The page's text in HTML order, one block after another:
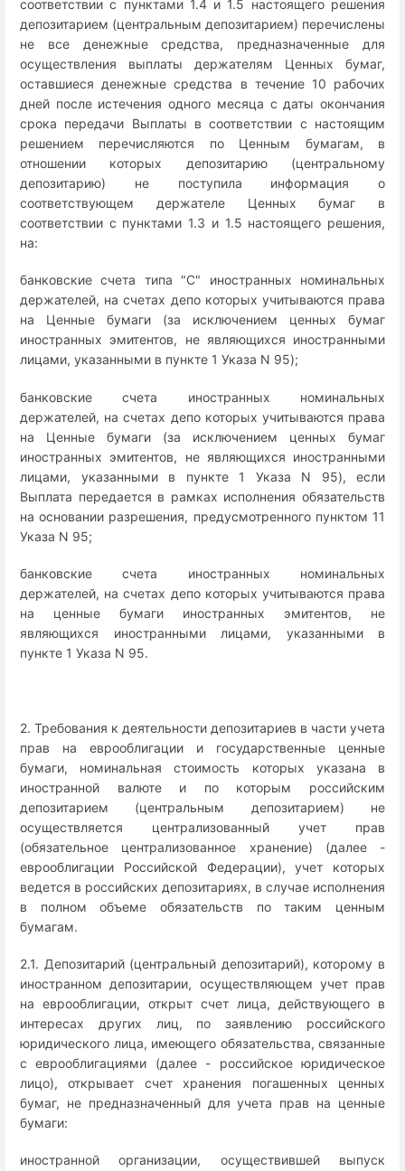
соответствии с пунктами 1.4 и 1.5 настоящего решения
депозитарием (центральным депозитарием) перечислены
не все денежные средства, предназначенные для
осуществления выплаты держателям Ценных бумаг,
оставшиеся денежные средства в течение 10 рабочих
дней после истечения одного месяца с даты окончания
срока передачи Выплаты в соответствии с настоящим
решением перечисляются по Ценным бумагам, в
отношении которых депозитарию (центральному
депозитарию) не поступила информация о
соответствующем держателе Ценных бумаг в
соответствии с пунктами 1.3 и 1.5 настоящего решения,
на:
банковские счета типа "С" иностранных номинальных
держателей, на счетах депо которых учитываются права
на Ценные бумаги (за исключением ценных бумаг
иностранных эмитентов, не являющихся иностранными
лицами, указанными в пункте 1 Указа N 95);
банковские счета иностранных номинальных
держателей, на счетах депо которых учитываются права
на Ценные бумаги (за исключением ценных бумаг
иностранных эмитентов, не являющихся иностранными
лицами, указанными в пункте 1 Указа N 95), если
Выплата передается в рамках исполнения обязательств
на основании разрешения, предусмотренного пунктом 11
Указа N 95;
банковские счета иностранных номинальных
держателей, на счетах депо которых учитываются права
на ценные бумаги иностранных эмитентов, не
являющихся иностранными лицами, указанными в
пункте 1 Указа N 95.
2. Требования к деятельности депозитариев в части учета
прав на еврооблигации и государственные ценные
бумаги, номинальная стоимость которых указана в
иностранной валюте и по которым российским
депозитарием (центральным депозитарием) не
осуществляется централизованный учет прав
(обязательное централизованное хранение) (далее -
еврооблигации Российской Федерации), учет которых
ведется в российских депозитариях, в случае исполнения
в полном объеме обязательств по таким ценным
бумагам.
2.1. Депозитарий (центральный депозитарий), которому в
иностранном депозитарии, осуществляющем учет прав
на еврооблигации, открыт счет лица, действующего в
интересах других лиц, по заявлению российского
юридического лица, имеющего обязательства, связанные
с еврооблигациями (далее - российское юридическое
лицо), открывает счет хранения погашенных ценных
бумаг, не предназначенный для учета прав на ценные
бумаги:
иностранной организации, осуществившей выпуск